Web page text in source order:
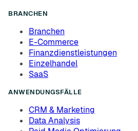
BRANCHEN
Branchen
E-Commerce
Finanzdienstleistungen
Einzelhandel
SaaS
ANWENDUNGSFÄLLE
CRM & Marketing
Data Analysis